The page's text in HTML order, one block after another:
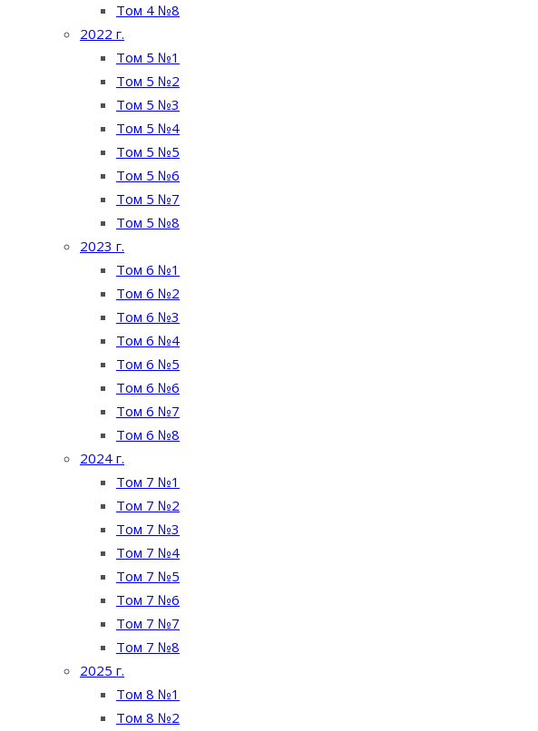
Том 4 №8
2022 г.
Том 5 №1
Том 5 №2
Том 5 №3
Том 5 №4
Том 5 №5
Том 5 №6
Том 5 №7
Том 5 №8
2023 г.
Том 6 №1
Том 6 №2
Том 6 №3
Том 6 №4
Том 6 №5
Том 6 №6
Том 6 №7
Том 6 №8
2024 г.
Том 7 №1
Том 7 №2
Том 7 №3
Том 7 №4
Том 7 №5
Том 7 №6
Том 7 №7
Том 7 №8
2025 г.
Том 8 №1
Том 8 №2